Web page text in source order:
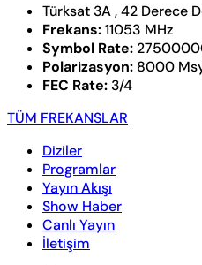
Türksat 3A , 42 Derece
Frekans:11053 MHz
Symbol Rate:
Polarizasyon: 8000
FEC Rate: 3/4
TÜM FREKANSLAR
Diziler
Programlar
Yayın Akışı
Show Haber
Canlı Yayın
İletişim